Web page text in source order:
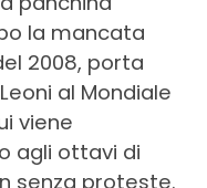
la mancata
2008, porta
al Mondiale
viene
agli ottavi di
senza proteste.